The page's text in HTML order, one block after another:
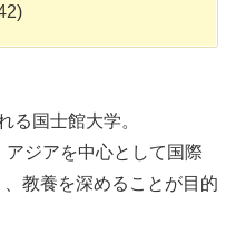
る国士館大学。
ジアを中心として国際
教養を深めることが目的